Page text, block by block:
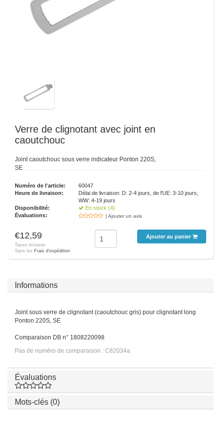
Verre de clignotant avec joint en
caoutchouc
Joint caoutchouc sous verre indicateur Ponton 220S,
SE
Numéro de l'article:
60047
Heure de livraison:
Délai de livraison: D: 2-4 jours, de l'UE: 3-10 jours,
WW: 4-19 jours
Disponibilité:
En stock (4)
Évaluations:
| Ajouter un avis
€12,59
Taxes incluses
Sans les Frais d'expédition
Ajouter au panier
Informations
Joint sous verre de clignotant (caoutchouc gris) pour clignotant long
Ponton 220S, SE
Comparaison DB n° 1808220098
Pas de numéro de comparaison : C82034a
Évaluations
Mots-clés (0)